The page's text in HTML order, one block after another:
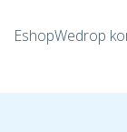
EshopWedrop